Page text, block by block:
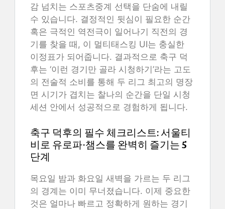
감 넘치는 스포츠중계 선택을 단숨에 내릴
수 있습니다. 결정적인 뒷심이 필요한 순간
혹은 극적인 역전극이 일어나기 직전의 경
기를 찾을 때, 이 멀티태스킹 UI는 충실한
이정표가 되어줍니다. 결과적으로 축구 덕
후는 ‘이런 경기만 골라 시청하기’라는 고도
의 전술적 소비를 통해 두 리그 최고의 명장
면 시기가 겹치는 찰나의 순간을 단일 시청
세션 안에서 성공적으로 경험하게 됩니다.
축구 덕후의 필수 체크리스트: 서울티
비로 유로파·챔스를 완벽히 즐기는 5
단계
목요일 밤과 화요일 새벽을 가르는 두 리그
의 경계는 이미 무너졌습니다. 이제 중요한
것은 얼마나 빠르고 정확하게 원하는 경기